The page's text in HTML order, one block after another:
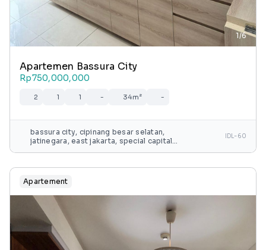
1/6
Apartemen Bassura City
Rp750,000,000
2 1 1 - 34m² -
bassura city, cipinang besar selatan,
jatinegara, east jakarta, special capital
IDL-60
Apartement